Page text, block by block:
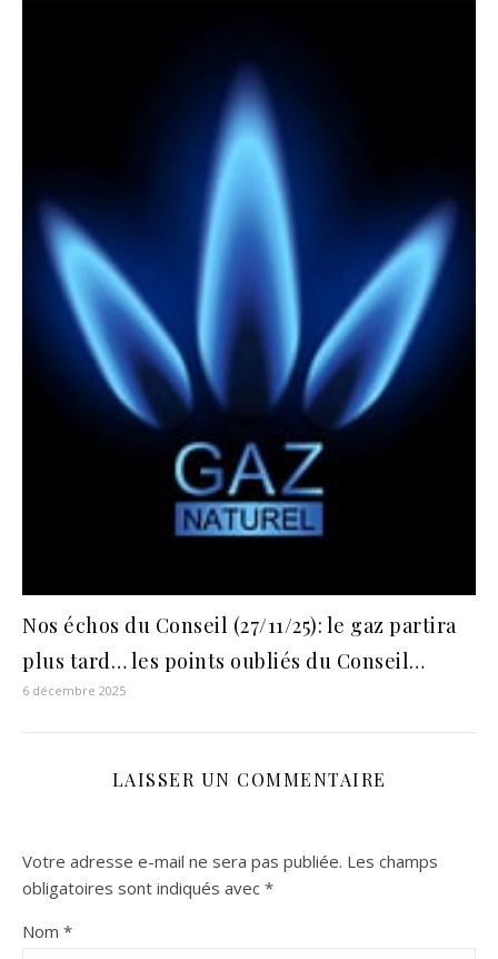
Nos échos du Conseil (27/11/25): le gaz partira
plus tard… les points oubliés du Conseil…
6 décembre 2025
LAISSER UN COMMENTAIRE
Votre adresse e-mail ne sera pas publiée. Les champs
obligatoires sont indiqués avec *
Nom *